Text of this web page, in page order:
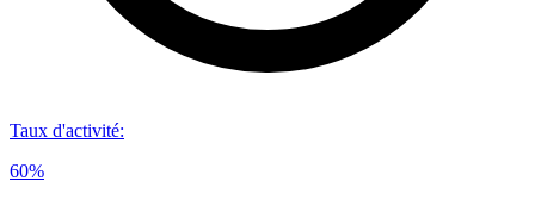
Taux d'activité:
60%